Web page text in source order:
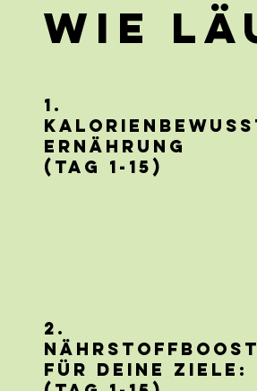
Wie
1.
Ernährung
(Tag 1-15)
2.
für deine Ziele: